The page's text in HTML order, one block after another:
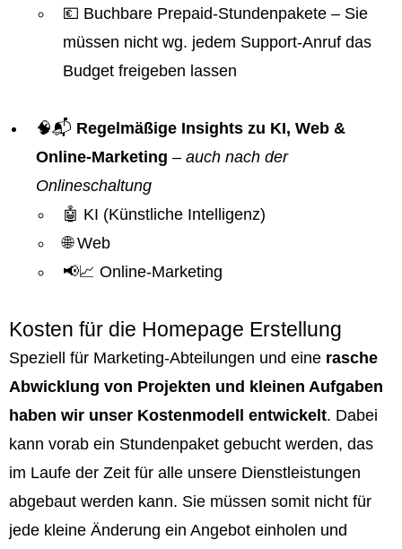
💶 Buchbare Prepaid-Stundenpakete – Sie
müssen nicht wg. jedem Support-Anruf das
Budget freigeben lassen
🧠📬 Regelmäßige Insights zu KI, Web &
Online-Marketing – auch nach der
Onlineschaltung
🤖 KI (Künstliche Intelligenz)
🌐 Web
📢📈 Online-Marketing
Kosten für die Homepage Erstellung
Speziell für Marketing-Abteilungen und eine rasche
Abwicklung von Projekten und kleinen Aufgaben
haben wir unser Kostenmodell entwickelt. Dabei
kann vorab ein Stundenpaket gebucht werden, das
im Laufe der Zeit für alle unsere Dienstleistungen
abgebaut werden kann. Sie müssen somit nicht für
jede kleine Änderung ein Angebot einholen und